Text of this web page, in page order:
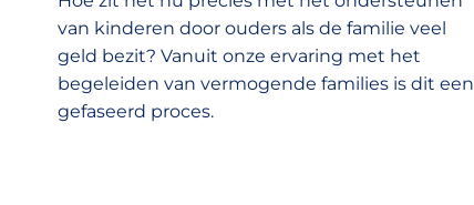
van kinderen door ouders als de familie veel
geld bezit? Vanuit onze ervaring met het
begeleiden van vermogende families is dit een
gefaseerd proces.